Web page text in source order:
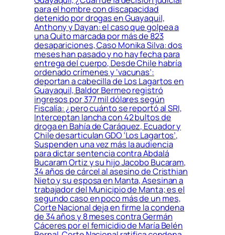
para el hombre con discapacidad
detenido por drogas en Guayaquil,
Anthony y Dayan: el caso que golpea a
una Quito marcada por más de 823
desapariciones, Caso Monika Silva: dos
meses han pasado y no hay fecha para
entrega del cuerpo, Desde Chile habría
ordenado crímenes y ‘vacunas’:
deportan a cabecilla de Los Lagartos en
Guayaquil, Baldor Bermeo registró
ingresos por 377 mil dólares según
Fiscalía: ¿pero cuánto se reportó al SRI,
Interceptan lancha con 42 bultos de
droga en Bahía de Caráquez, Ecuador y
Chile desarticulan GDO ‘Los Lagartos’,
Suspenden una vez más la audiencia
para dictar sentencia contra Abdalá
Bucaram Ortiz y su hijo Jacobo Bucaram,
34 años de cárcel al asesino de Cristhian
Nieto y su esposa en Manta, Asesinan a
trabajador del Municipio de Manta; es el
segundo caso en poco más de un mes,
Corte Nacional deja en firme la condena
de 34 años y 8 meses contra Germán
Cáceres por el femicidio de María Belén